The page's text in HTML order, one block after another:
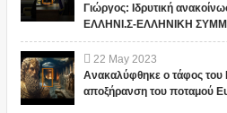
Γιώργος: Ιδρυτική
ΕΛΛΗΝΙ.Σ-ΕΛΛΗΝΙΚΗ
22 May 2023
Ανακαλύφθηκε ο τάφος του
αποξήρανση του ποταμού